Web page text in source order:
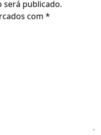
será publicado.
com *